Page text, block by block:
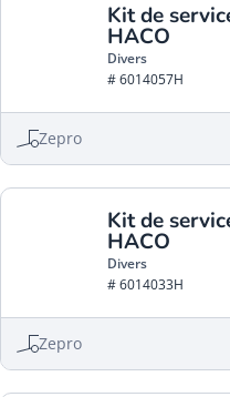
Kit de
HACO
Divers
# 6014057H
Zepro
Kit de
HACO
Divers
# 6014033H
Zepro